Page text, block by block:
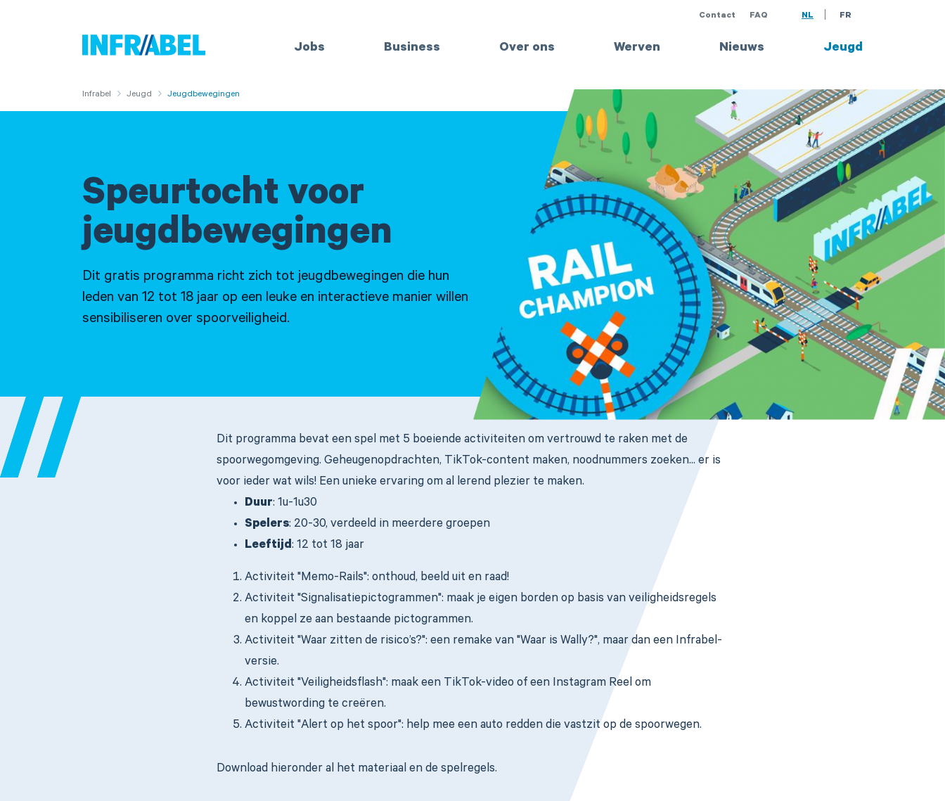
Home
Contact FAQ NL FR
Jobs Business Over ons Werven Nieuws Jeugd
You
here
Infrabel Jeugd Jeugdbewegingen
Speurtocht voor
jeugdbewegingen
Dit gratis programma richt zich tot jeugdbewegingen die hun
leden van 12 tot 18 jaar op een leuke en interactieve manier willen
sensibiliseren over spoorveiligheid.
Dit programma bevat een spel met 5 boeiende activiteiten om vertrouwd te raken met de
spoorwegomgeving. Geheugenopdrachten, TikTok-content maken, noodnummers zoeken... er is
voor ieder wat wils! Een unieke ervaring om al lerend plezier te maken.
Duur: 1u-1u30
Spelers: 20-30, verdeeld in meerdere groepen
Leeftijd: 12 tot 18 jaar
Activiteit "Memo-Rails": onthoud, beeld uit en raad!
Activiteit "Signalisatiepictogrammen": maak je eigen borden op basis van veiligheidsregels
en koppel ze aan bestaande pictogrammen.
Activiteit "Waar zitten de risico’s?": een remake van "Waar is Wally?", maar dan een Infrabel-
versie.
Activiteit "Veiligheidsflash": maak een TikTok-video of een Instagram Reel om
bewustwording te creëren.
Activiteit "Alert op het spoor": help mee een auto redden die vastzit op de spoorwegen.
Download hieronder al het materiaal en de spelregels.